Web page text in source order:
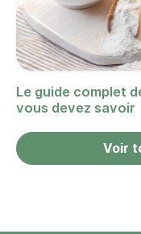
Le guide complet
vous devez savoir
Voir